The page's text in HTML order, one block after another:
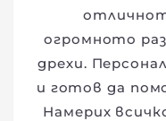
огромното
дрехи.
и готов да
Намерих